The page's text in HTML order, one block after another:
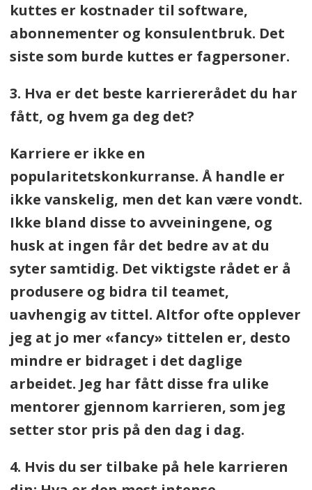
kuttes er kostnader til software,
abonnementer og konsulentbruk. Det
siste som burde kuttes er fagpersoner.
3. Hva er det beste karriererådet du har
fått, og hvem ga deg det?
Karriere er ikke en
popularitetskonkurranse. Å handle er
ikke vanskelig, men det kan være vondt.
Ikke bland disse to avveiningene, og
husk at ingen får det bedre av at du
syter samtidig. Det viktigste rådet er å
produsere og bidra til teamet,
uavhengig av tittel. Altfor ofte opplever
jeg at jo mer «fancy» tittelen er, desto
mindre er bidraget i det daglige
arbeidet. Jeg har fått disse fra ulike
mentorer gjennom karrieren, som jeg
setter stor pris på den dag i dag.
4. Hvis du ser tilbake på hele karrieren